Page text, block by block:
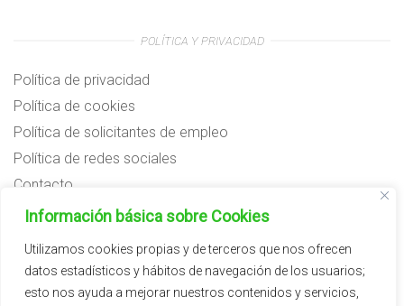
Información básica sobre Cookies
Utilizamos cookies propias y de terceros que nos ofrecen
datos estadísticos y hábitos de navegación de los usuarios;
esto nos ayuda a mejorar nuestros contenidos y servicios,
POLÍTICA Y PRIVACIDAD
Política de privacidad
Política de cookies
Política de solicitantes de empleo
Política de redes sociales
Contacto
Preguntas frecuentes
Subvenciones